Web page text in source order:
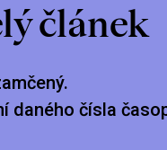
článek
daného čísla